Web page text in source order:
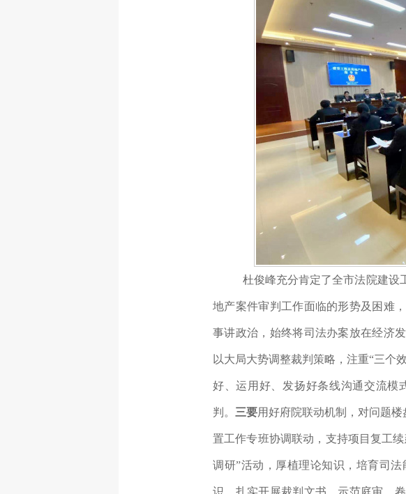
杜俊峰充分肯定了全市法院建设
地产案件审判工作面临的形势及困难
事讲政治，始终将司法办案放在经济
以大局大势调整裁判策略，注重“三个效
好、运用好、发扬好条线沟通交流模
判。 三要用好府院联动机制，对问题
置工作专班协调联动，支持项目复工续
调研”活动，厚植理论知识，培育司
识，扎实开展裁判文书、示范庭审、